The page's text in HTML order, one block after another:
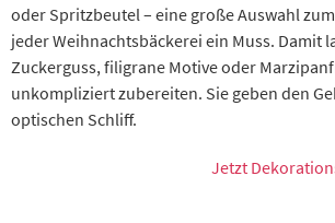
oder Spritzbeutel – eine große Auswahl
jeder Weihnachtsbäckerei ein Muss. Damit
Zuckerguss, filigrane Motive oder
unkompliziert zubereiten. Sie geben den
optischen Schliff.
Jetzt